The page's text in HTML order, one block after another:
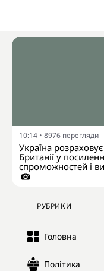
10:14 • 8976 перегляди
Україна
Британії у
спроможностей і
РУБРИКИ
Головна
Політика